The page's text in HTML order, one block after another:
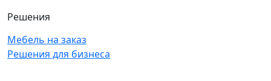
Решения
Мебель на заказ
Решения для бизнеса